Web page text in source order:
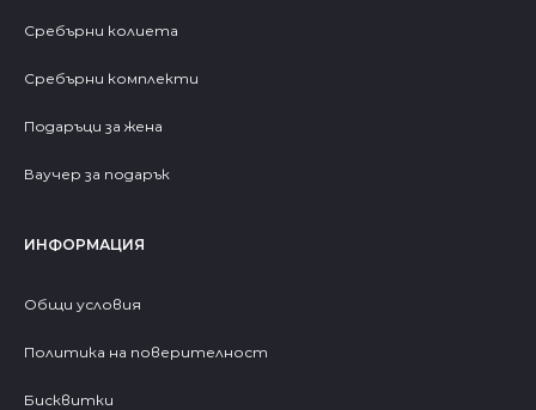
Сребърни колиета
Сребърни комплекти
Подаръци за жена
Ваучер за подарък
ИНФОРМАЦИЯ
Общи условия
Политика на поверителност
Бисквитки